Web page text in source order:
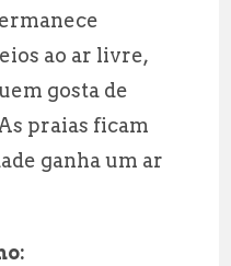
ao ar livre,
gosta de
praias ficam
ganha um ar